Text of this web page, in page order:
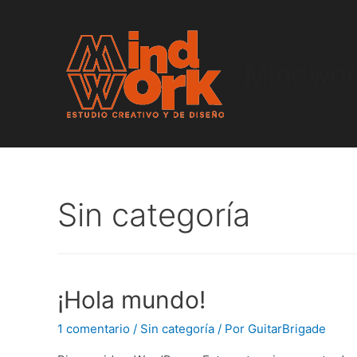
Sin categoría
¡Hola mundo!
1 comentario / Sin categoría / Por GuitarBrigade